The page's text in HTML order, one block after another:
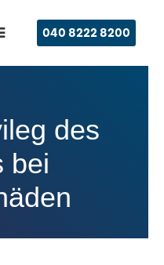
040 8222 8200
des
bei